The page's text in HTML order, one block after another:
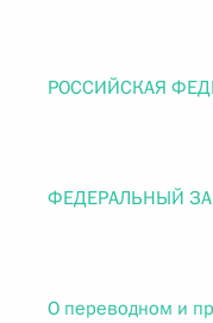
РОССИЙСКАЯ
ФЕДЕРАЛЬНЫЙ
О переводном и